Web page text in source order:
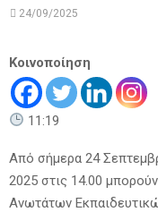
24/09/2025
Κοινοποίηση
11:19
Από σήμερα 24
2025 στις 14.00
Ανωτάτων